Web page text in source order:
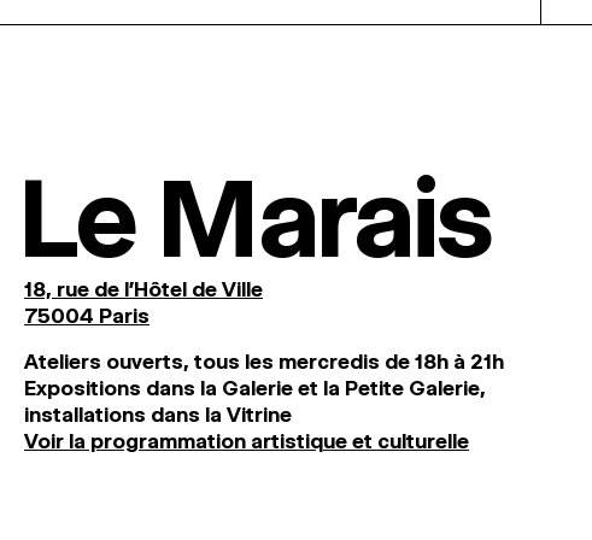
Le Marais
18, rue de l'Hôtel de Ville
75004 Paris
Ateliers ouverts, tous les mercredis de 18h à 21h
Expositions dans la Galerie et la Petite Galerie,
installations dans la Vitrine
Voir la programmation artistique et culturelle